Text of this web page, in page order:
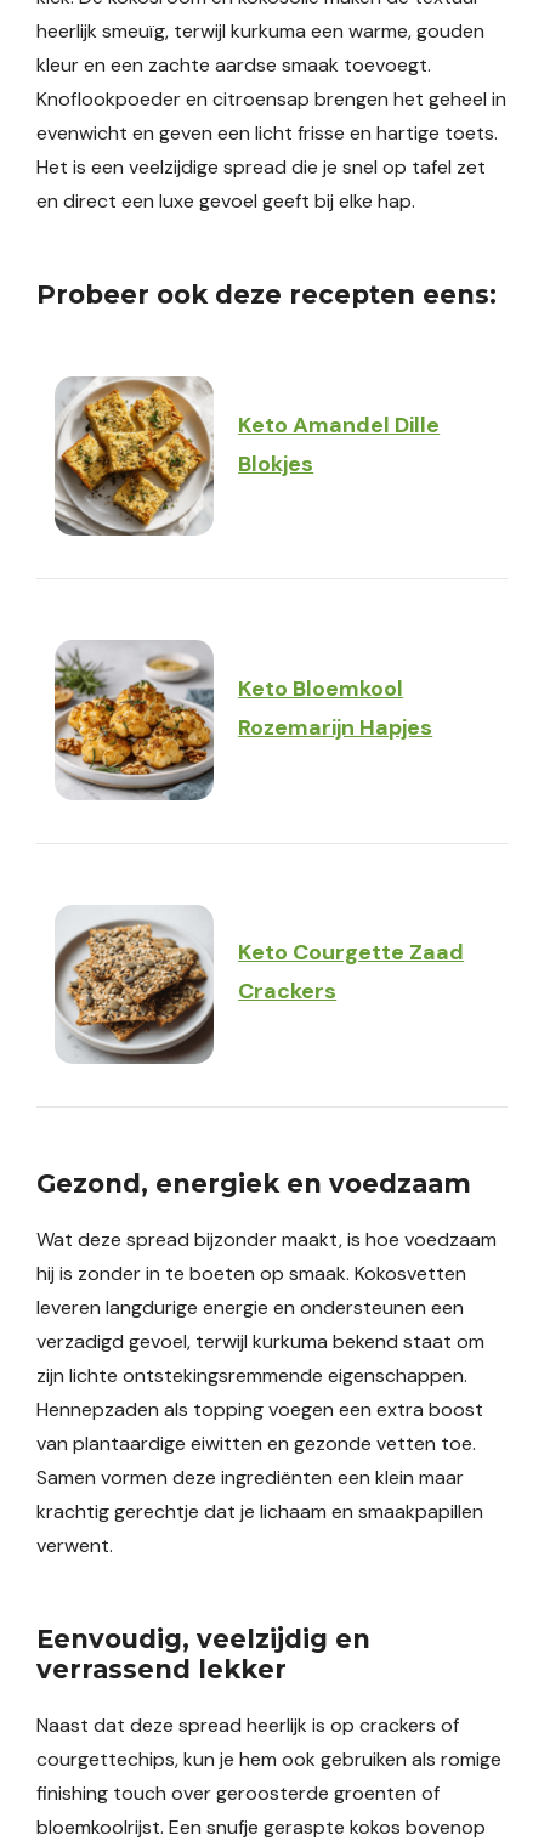
heerlijk smeuïg, terwijl kurkuma een warme, gouden
kleur en een zachte aardse smaak toevoegt.
Knoflookpoeder en citroensap brengen het geheel in
evenwicht en geven een licht frisse en hartige toets.
Het is een veelzijdige spread die je snel op tafel zet
en direct een luxe gevoel geeft bij elke hap.
Probeer ook deze recepten eens:
Keto Amandel Dille
Blokjes
Keto Bloemkool
Rozemarijn Hapjes
Keto Courgette Zaad
Crackers
Gezond, energiek en voedzaam
Wat deze spread bijzonder maakt, is hoe voedzaam
hij is zonder in te boeten op smaak. Kokosvetten
leveren langdurige energie en ondersteunen een
verzadigd gevoel, terwijl kurkuma bekend staat om
zijn lichte ontstekingsremmende eigenschappen.
Hennepzaden als topping voegen een extra boost
van plantaardige eiwitten en gezonde vetten toe.
Samen vormen deze ingrediënten een klein maar
krachtig gerechtje dat je lichaam en smaakpapillen
verwent.
Eenvoudig, veelzijdig en
verrassend lekker
Naast dat deze spread heerlijk is op crackers of
courgettechips, kun je hem ook gebruiken als romige
finishing touch over geroosterde groenten of
bloemkoolrijst. Een snufje geraspte kokos bovenop